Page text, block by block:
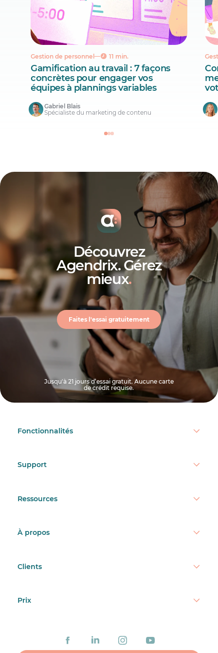
Gestion de personnel 11 min.
Gamification au travail : 7 façons
concrètes pour engager vos
équipes à plannings variables
Gabriel Blais
Spécialiste du marketing de contenu
Découvrez
Agendrix. Gérez
mieux.
Faites l'essai gratuitement
Jusqu'à 21 jours d’essai gratuit. Aucune carte
de crédit requise.
Fonctionnalités
Support
Ressources
À propos
Clients
Prix